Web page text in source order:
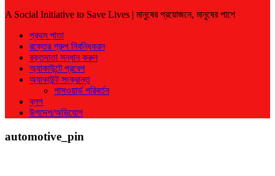
A Social Initiative to Save Lives | মানুষের প্রয়োজনে, মানুষের পাশে
প্রথম পাতা
রক্তের গ্রুপ নিবন্ধিকরন
রক্তদাতা সন্ধান করুন
অ্যাকাউন্টে প্রবেশ
অ্যাকাউন্ট সংক্রান্ত
পাসওয়ার্ড পরিবর্তন
ব্লগ
উপদেশ/অভিযোগ
automotive_pin